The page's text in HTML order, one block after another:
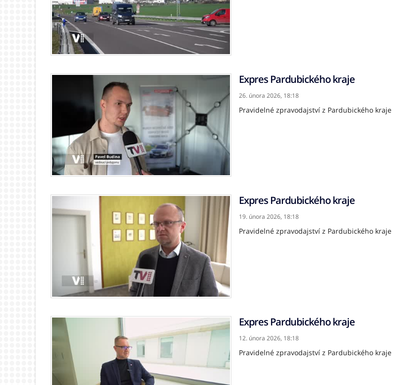
Expres Pardubického kraje
26. února 2026, 18:18
Pravidelné zpravodajství z Pardubického kraje
Expres Pardubického kraje
19. února 2026, 18:18
Pravidelné zpravodajství z Pardubického kraje
Expres Pardubického kraje
12. února 2026, 18:18
Pravidelné zpravodajství z Pardubického kraje